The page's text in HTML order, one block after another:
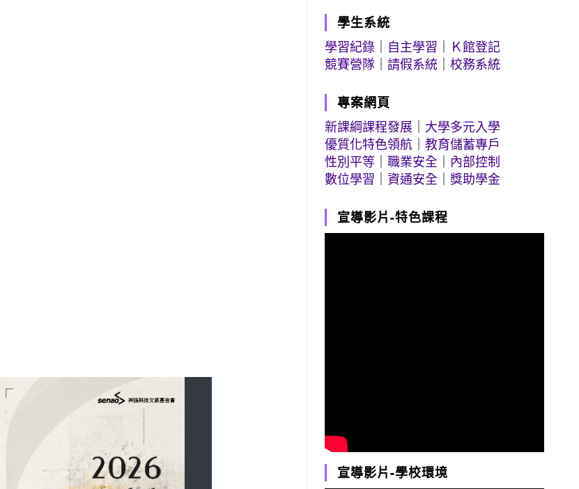
學生系統
學習紀錄
自主學習
Ｋ館登記
競賽營隊 ｜請假系統 ｜校務系統
專案網頁
新課綱課程發展
大學多元入學
優質化特色領航 ｜教育儲蓄專戶
性別平等 ｜職業安全
內部控制
數位學習 ｜資通安全 ｜獎助學金
宣導影片-特色課程
宣導影片-學校環境